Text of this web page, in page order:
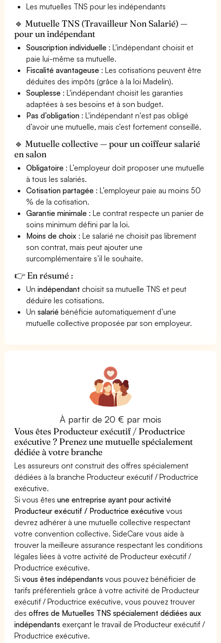
Les mutuelles TNS pour les indépendants
🔹 Mutuelle TNS (Travailleur Non Salarié) —
pour un indépendant
Souscription individuelle : L'indépendant choisit et
paie lui-même sa mutuelle.
Fiscalité avantageuse : Les cotisations peuvent être
déduites des impôts (grâce à la loi Madelin).
Souplesse : L'indépendant choisit les garanties
adaptées à ses besoins et à son budget.
Pas d’obligation : L'indépendant n'est pas obligé
d’avoir une mutuelle, mais c’est fortement conseillé.
🔹 Mutuelle collective — pour un coiffeur salarié
en salon
Obligatoire : L’employeur doit proposer une mutuelle
à tous les salariés.
Cotisation partagée : L’employeur paie au moins 50
% de la cotisation.
Garantie minimale : Le contrat respecte un panier de
soins minimum défini par la loi.
Moins de choix : Le salarié ne choisit pas librement
son contrat, mais peut ajouter une
surcomplémentaire s’il le souhaite.
👉 En résumé :
Unindépendant choisit sa mutuelle TNS et peut
déduire les cotisations.
Unsalarié bénéficie automatiquement d’une
mutuelle collective proposée par son employeur.
À partir de 20 € par mois
Vous êtes Producteur exécutif / Productrice
exécutive ? Prenez une mutuelle spécialement
dédiée à votre branche
Les assureurs ont construit des offres spécialement
dédiées à la branche Producteur exécutif / Productrice
exécutive.
Si vous êtesune entreprise ayant pour activité
Producteur exécutif / Productrice exécutive vous
devrez adhérer à une mutuelle collective respectant
votre convention collective. SideCare vous aide à
trouver la meilleure assurance respectant les conditions
légales liées à votre activité de Producteur exécutif /
Productrice exécutive.
Sivous êtes indépendants vous pouvez bénéficier de
tarifs préférentiels grâce à votre activité de Producteur
exécutif / Productrice exécutive, vous pouvez trouver
desoffres de Mutuelles TNS spécialement dédiées aux
indépendants exerçant le travail de Producteur exécutif /
Productrice exécutive.